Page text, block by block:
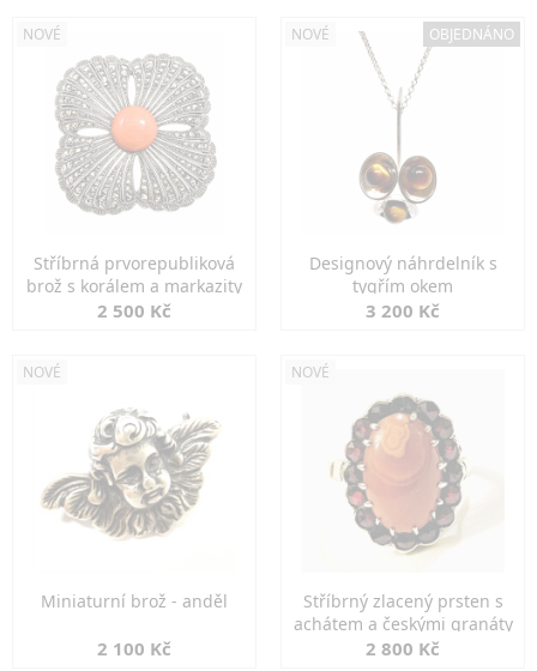
NOVÉ
Stříbrná prvorepubliková
brož s korálem a markazity
2 500 Kč
NOVÉ OBJEDNÁNO
Designový náhrdelník s
tygřím okem
3 200 Kč
NOVÉ
Miniaturní brož - anděl
2 100 Kč
NOVÉ
Stříbrný zlacený prsten s
achátem a českými granáty
2 800 Kč